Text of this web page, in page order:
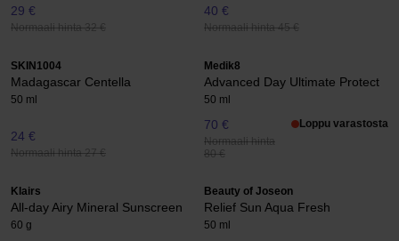
29 €
Normaali hinta 32 €
40 €
Normaali hinta 45 €
SKIN1004
Madagascar Centella
50 ml
24 €
Normaali hinta 27 €
Medik8
Advanced Day Ultimate Protect
50 ml
70 €
Normaali hinta
80 €
Loppu varastosta
Klairs
All-day Airy Mineral Sunscreen
60 g
Beauty of Joseon
Relief Sun Aqua Fresh
50 ml